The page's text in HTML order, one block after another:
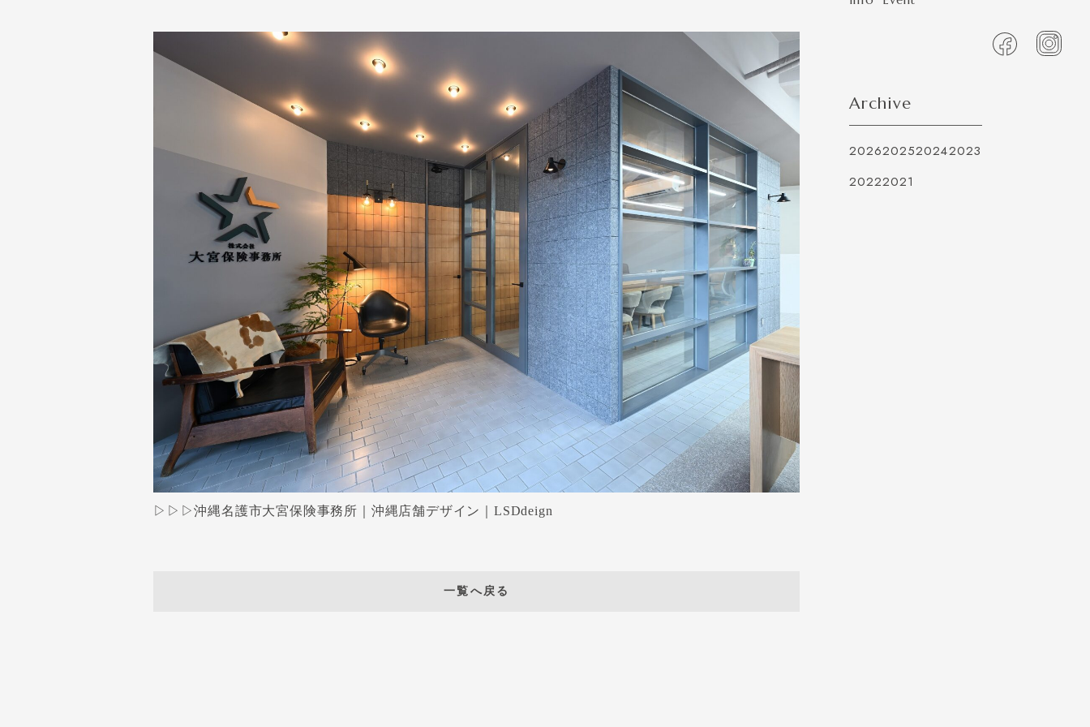
▷▷▷沖縄名護市大宮保険事務所｜沖縄店舗デザイン｜LSDdeign
一覧へ戻る
Archive
2026202520242023
20222021